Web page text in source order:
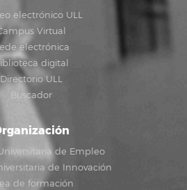
electrónico ULL
Virtual
electrónica
digital
Directorio ULL
Buscador
de Empleo
de Innovación
de formación